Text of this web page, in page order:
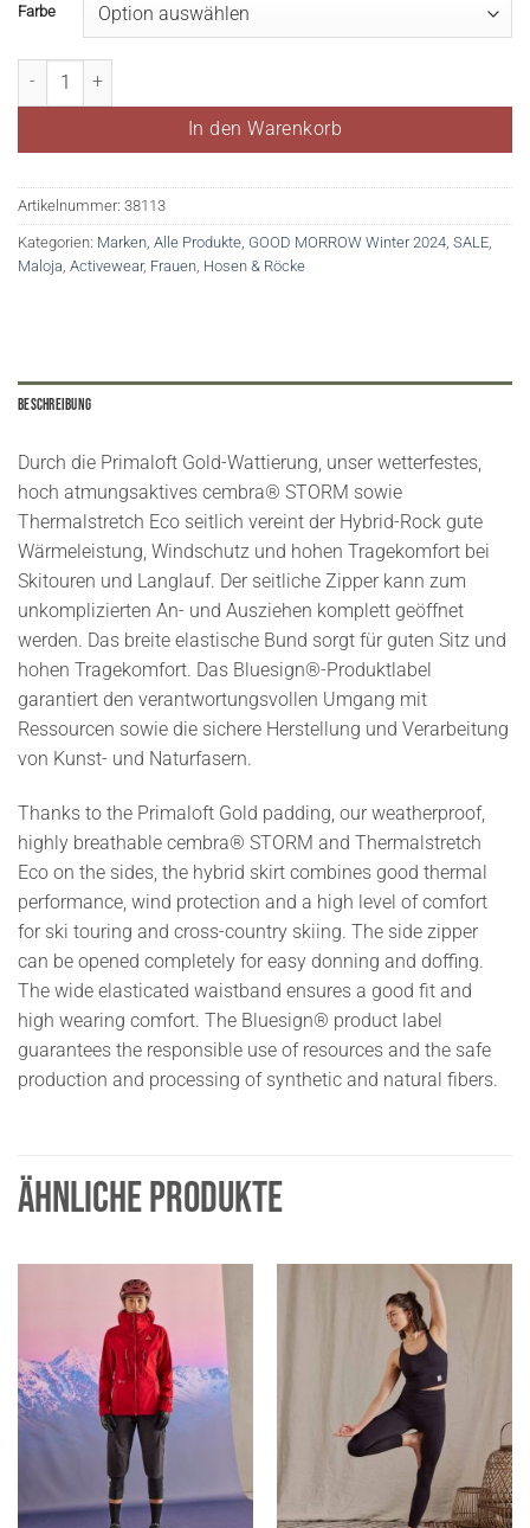
Farbe
HochfeilerM. Menge
In den Warenkorb
Artikelnummer: 38113
Kategorien: Marken Alle Produkte GOOD MORROW Winter 2024 SALE
Maloja Activewear, Frauen Hosen & Röcke
Beschreibung
Durch die Primaloft Gold-Wattierung, unser wetterfestes,
hoch atmungsaktives cembra® STORM sowie
Thermalstretch Eco seitlich vereint der Hybrid-Rock gute
Wärmeleistung, Windschutz und hohen Tragekomfort bei
Skitouren und Langlauf. Der seitliche Zipper kann zum
unkomplizierten An- und Ausziehen komplett geöffnet
werden. Das breite elastische Bund sorgt für guten Sitz und
hohen Tragekomfort. Das Bluesign®-Produktlabel
garantiert den verantwortungsvollen Umgang mit
Ressourcen sowie die sichere Herstellung und Verarbeitung
von Kunst- und Naturfasern.
Thanks to the Primaloft Gold padding, our weatherproof,
highly breathable cembra® STORM and Thermalstretch
Eco on the sides, the hybrid skirt combines good thermal
performance, wind protection and a high level of comfort
for ski touring and cross-country skiing. The side zipper
can be opened completely for easy donning and doffing.
The wide elasticated waistband ensures a good fit and
high wearing comfort. The Bluesign® product label
guarantees the responsible use of resources and the safe
production and processing of synthetic and natural fibers.
ÄHNLICHE PRODUKTE